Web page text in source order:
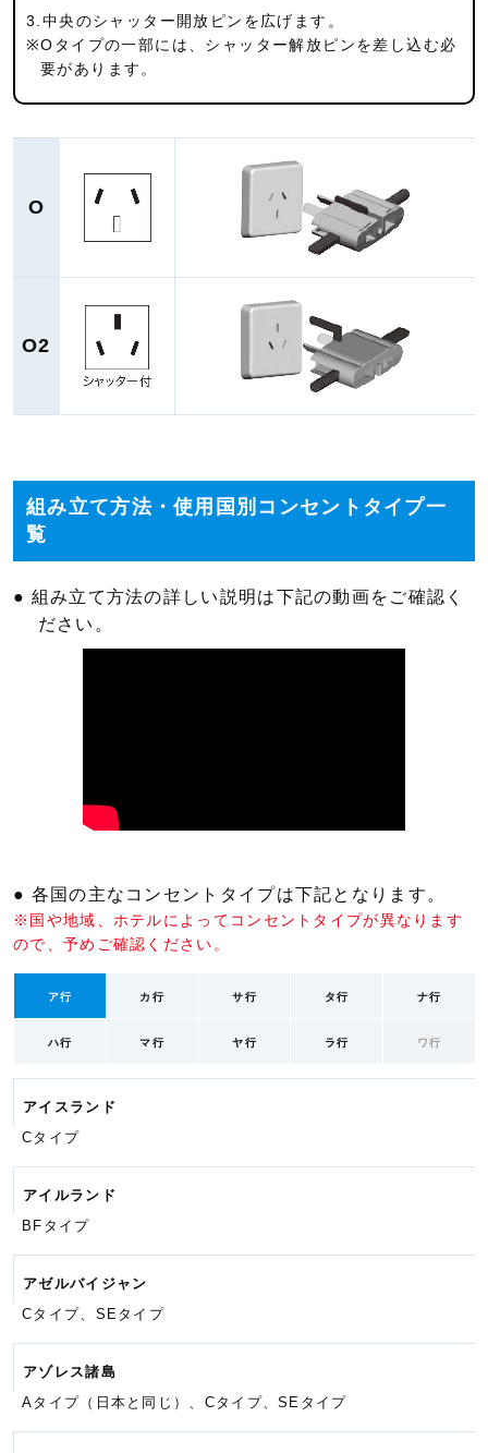
3.中央のシャッター開放ピンを広げます。
※Oタイプの一部には、シャッター解放ピンを差し込む必
要があります。
O
O2
組み立て方法・使用国別コンセントタイプ一
覧
● 組み立て方法の詳しい説明は下記の動画をご確認く
ださい。
● 各国の主なコンセントタイプは下記となります。
※国や地域、ホテルによってコンセントタイプが異なります
ので、予めご確認ください。
ア行 カ行 サ行 タ行 ナ行
ハ行 マ行 ヤ行 ラ行 ワ行
アイスランド
Cタイプ
アイルランド
BFタイプ
アゼルバイジャン
Cタイプ、SEタイプ
アゾレス諸島
Aタイプ（日本と同じ）、Cタイプ、SEタイプ